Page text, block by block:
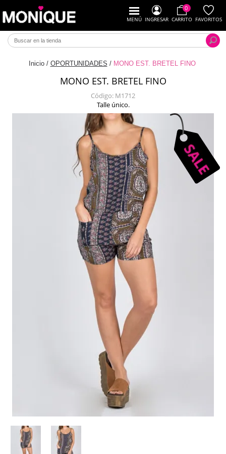
MENÚ INGRESAR
0
CARRITO FAVORITOS
Inicio / OPORTUNIDADES / MONO EST. BRETEL FINO
MONO EST. BRETEL FINO
Código: M1712
Talle único.